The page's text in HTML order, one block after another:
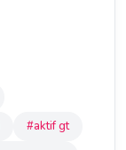
#aktif gt